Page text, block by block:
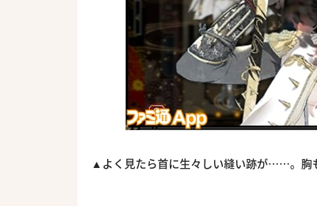
▲よく見たら首に生々しい縫い跡が……。胸